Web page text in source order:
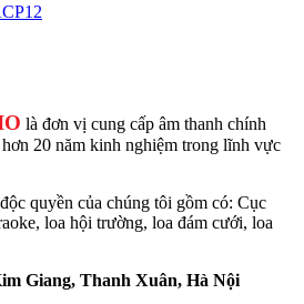
là đơn vị cung cấp âm thanh chính
20 năm kinh nghiệm trong lĩnh vực
quyền của chúng tôi gồm có: Cục
loa hội trường, loa đám cưới, loa
Giang, Thanh Xuân, Hà Nội